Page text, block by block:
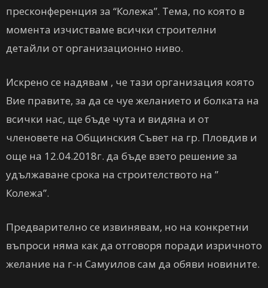
пресконференция за “Колежа”. Тема, по която в
момента изчистваме всички строителни
детайли от организационно ниво.
Искрено се надявам , че тази организация която
Вие правите, за да се чуе желанието и болката на
всички нас, ще бъде чута и видяна и от
членовете на Общинския Съвет на гр. Пловдив и
още на 12.04.2018г. да бъде взето решение за
удължаване срока на строителството на ”
Колежа”.
Предварително се извинявам, но на конкретни
въпроси няма как да отговоря поради изричното
желание на г-н Самуилов сам да обяви новините.